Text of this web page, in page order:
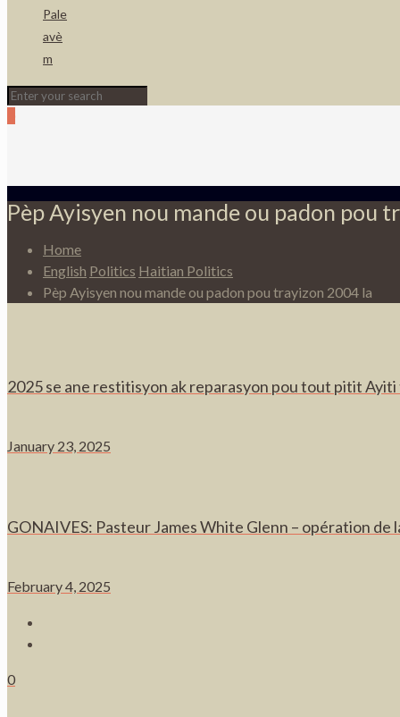
Pale
avè
m
Pèp Ayisyen nou mande ou padon pou
Home
English Politics Haitian Politics
Pèp Ayisyen nou mande ou padon pou trayizon 2004 la
2025 se ane restitisyon ak reparasyon pou tout pitit
January 23, 2025
GONAIVES: Pasteur James White Glenn – opération de
February 4, 2025
0